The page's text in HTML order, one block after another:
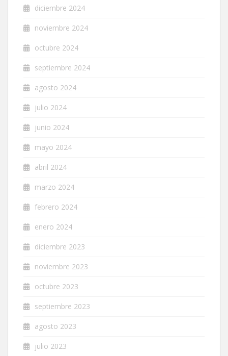
diciembre 2024
noviembre 2024
octubre 2024
septiembre 2024
agosto 2024
julio 2024
junio 2024
mayo 2024
abril 2024
marzo 2024
febrero 2024
enero 2024
diciembre 2023
noviembre 2023
octubre 2023
septiembre 2023
agosto 2023
julio 2023